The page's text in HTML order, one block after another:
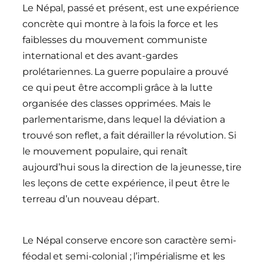
Le Népal, passé et présent, est une expérience
concrète qui montre à la fois la force et les
faiblesses du mouvement communiste
international et des avant-gardes
prolétariennes. La guerre populaire a prouvé
ce qui peut être accompli grâce à la lutte
organisée des classes opprimées. Mais le
parlementarisme, dans lequel la déviation a
trouvé son reflet, a fait dérailler la révolution. Si
le mouvement populaire, qui renaît
aujourd’hui sous la direction de la jeunesse, tire
les leçons de cette expérience, il peut être le
terreau d’un nouveau départ.
Le Népal conserve encore son caractère semi-
féodal et semi-colonial ; l’impérialisme et les